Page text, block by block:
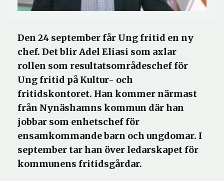
Den 24 september får Ung fritid en ny
chef. Det blir Adel Eliasi som axlar
rollen som resultatsområdeschef för
Ung fritid på Kultur- och
fritidskontoret. Han kommer närmast
från Nynäshamns kommun där han
jobbar som enhetschef för
ensamkommande barn och ungdomar. I
september tar han över ledarskapet för
kommunens fritidsgårdar.